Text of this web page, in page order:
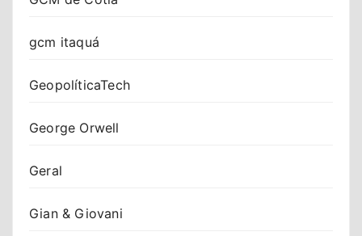
gcm itaquá
GeopolíticaTech
George Orwell
Geral
Gian & Giovani